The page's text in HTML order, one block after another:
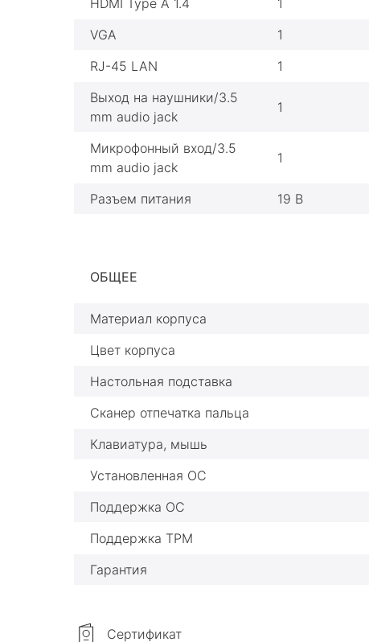
HDMI Type A 1.4
1
VGA
1
RJ-45 LAN
1
Выход на наушники/3.5
mm audio jack
1
Микрофонный вход/3.5
mm audio jack
1
Разъем питания 19 В
ОБЩЕЕ
Материал корпуса
Цвет корпуса
Настольная подставка
Сканер отпечатка пальца
Клавиатура, мышь
Установленная ОС
Поддержка ОС
Поддержка TPM
Гарантия
Сертификат